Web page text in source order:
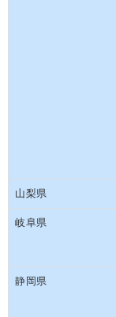
山梨県
岐阜県
静岡県